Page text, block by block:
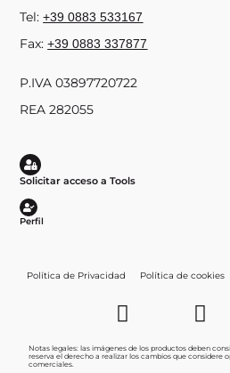
Tel:+39 0883 533167
Fax:+39 0883 337877
P.IVA 03897720722
REA 282055
Solicitar acceso a Tools
Perfil
Política de Privacidad Política de cookies
Notas legales: las imágenes de los productos deben
reserva el derecho a realizar los cambios que considere
comerciales.